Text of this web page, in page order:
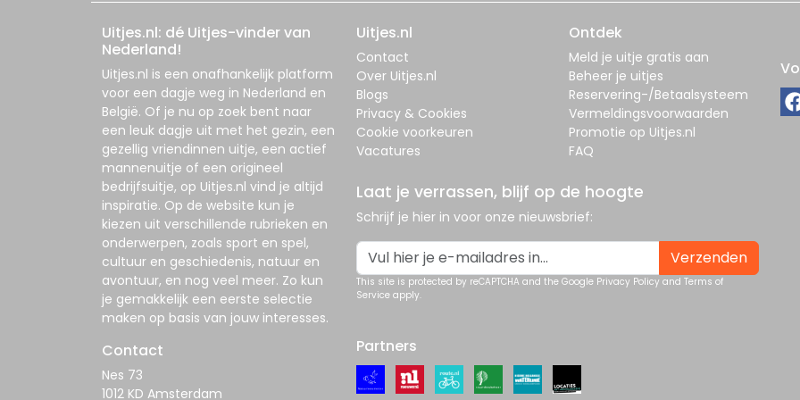
Uitjes.nl: dé Uitjes-vinder van
Nederland!
Uitjes.nl is een onafhankelijk platform
voor een dagje weg in Nederland en
België. Of je nu op zoek bent naar
een leuk dagje uit met het gezin, een
gezellig vriendinnen uitje, een actief
mannenuitje of een origineel
bedrijfsuitje, op Uitjes.nl vind je altijd
inspiratie. Op de website kun je
kiezen uit verschillende rubrieken en
onderwerpen, zoals sport en spel,
cultuur en geschiedenis, natuur en
avontuur, en nog veel meer. Zo kun
je gemakkelijk een eerste selectie
maken op basis van jouw interesses.
Contact
Nes 73
1012 KD Amsterdam
Uitjes.nl
Contact
Over Uitjes.nl
Blogs
Privacy & Cookies
Cookie voorkeuren
Vacatures
Ontdek
Meld je uitje gratis aan
Beheer je uitjes
Reservering-/Betaalsysteem
Vermeldingsvoorwaarden
Promotie op Uitjes.nl
FAQ
Laat je verrassen, blijf op de hoogte
Schrijf je hier in voor onze nieuwsbrief:
Verzenden
This site is protected by reCAPTCHA and the Google Privacy Policy and Terms of
Service apply.
Partners